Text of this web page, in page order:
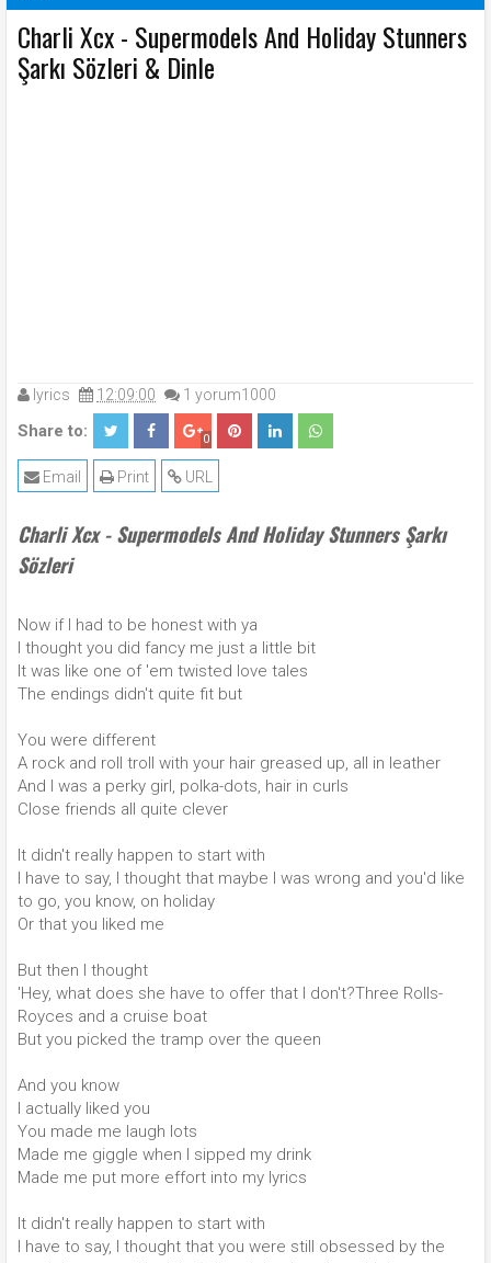
C Charli Xcx Şarkı Sözleri
Supermodels And Holiday Stunners Şarkı Sözleri
Şarkı Sözleri
Charli Xcx - Supermodels And Holiday Stunners
Şarkı Sözleri & Dinle
lyrics 12:09:00 1 yorum1000
Share to: 0
URL
Print
Email
Charli Xcx - Supermodels And Holiday Stunners Şarkı
Sözleri
Now if I had to be honest with ya
I thought you did fancy me just a little bit
It was like one of 'em twisted love tales
The endings didn't quite fit but
You were different
A rock and roll troll with your hair greased up, all in leather
And I was a perky girl, polka-dots, hair in curls
Close friends all quite clever
It didn't really happen to start with
I have to say, I thought that maybe I was wrong and you'd like
to go, you know, on holiday
Or that you liked me
But then I thought
'Hey, what does she have to offer that I don't?Three Rolls-
Royces and a cruise boat
But you picked the tramp over the queen
And you know
I actually liked you
You made me laugh lots
Made me giggle when I sipped my drink
Made me put more effort into my lyrics
It didn't really happen to start with
I have to say, I thought that you were still obsessed by the